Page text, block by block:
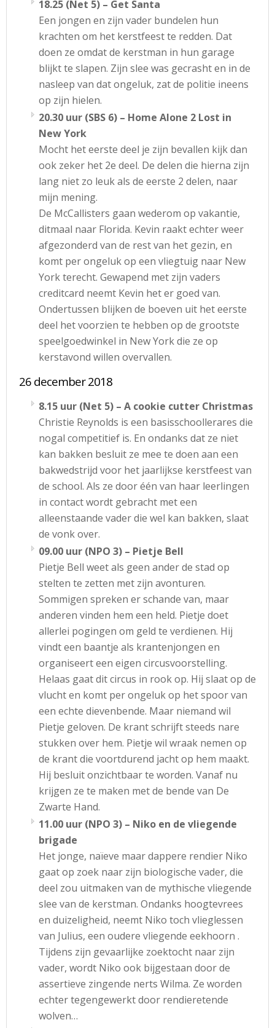
18.25 (Net 5) – Get Santa
Een jongen en zijn vader bundelen hun
krachten om het kerstfeest te redden. Dat
doen ze omdat de kerstman in hun garage
blijkt te slapen. Zijn slee was gecrasht en in de
nasleep van dat ongeluk, zat de politie ineens
op zijn hielen.
20.30 uur (SBS 6) – Home Alone 2 Lost in
New York
Mocht het eerste deel je zijn bevallen kijk dan
ook zeker het 2e deel. De delen die hierna zijn
lang niet zo leuk als de eerste 2 delen, naar
mijn mening.
De McCallisters gaan wederom op vakantie,
ditmaal naar Florida. Kevin raakt echter weer
afgezonderd van de rest van het gezin, en
komt per ongeluk op een vliegtuig naar New
York terecht. Gewapend met zijn vaders
creditcard neemt Kevin het er goed van.
Ondertussen blijken de boeven uit het eerste
deel het voorzien te hebben op de grootste
speelgoedwinkel in New York die ze op
kerstavond willen overvallen.
26 december 2018
8.15 uur (Net 5) – A cookie cutter Christmas
Christie Reynolds is een basisschoollerares die
nogal competitief is. En ondanks dat ze niet
kan bakken besluit ze mee te doen aan een
bakwedstrijd voor het jaarlijkse kerstfeest van
de school. Als ze door één van haar leerlingen
in contact wordt gebracht met een
alleenstaande vader die wel kan bakken, slaat
de vonk over.
09.00 uur (NPO 3) – Pietje Bell
Pietje Bell weet als geen ander de stad op
stelten te zetten met zijn avonturen.
Sommigen spreken er schande van, maar
anderen vinden hem een held. Pietje doet
allerlei pogingen om geld te verdienen. Hij
vindt een baantje als krantenjongen en
organiseert een eigen circusvoorstelling.
Helaas gaat dit circus in rook op. Hij slaat op de
vlucht en komt per ongeluk op het spoor van
een echte dievenbende. Maar niemand wil
Pietje geloven. De krant schrijft steeds nare
stukken over hem. Pietje wil wraak nemen op
de krant die voortdurend jacht op hem maakt.
Hij besluit onzichtbaar te worden. Vanaf nu
krijgen ze te maken met de bende van De
Zwarte Hand.
11.00 uur (NPO 3) – Niko en de vliegende
brigade
Het jonge, naïeve maar dappere rendier Niko
gaat op zoek naar zijn biologische vader, die
deel zou uitmaken van de mythische vliegende
slee van de kerstman. Ondanks hoogtevrees
en duizeligheid, neemt Niko toch vlieglessen
van Julius, een oudere vliegende eekhoorn .
Tijdens zijn gevaarlijke zoektocht naar zijn
vader, wordt Niko ook bijgestaan door de
assertieve zingende nerts Wilma. Ze worden
echter tegengewerkt door rendieretende
wolven…